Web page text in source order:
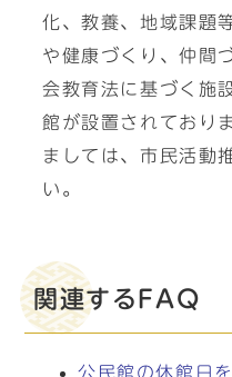
化、教養、地域課題
や健康づくり、仲間
会教育法に基づく施
館が設置されており
ましては、市民活動
い。
関連するFAQ
公民館の休館日